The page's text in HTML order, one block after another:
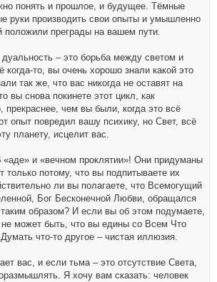
понять и прошлое, и будущее. Тёмные
руки производить свои опыты и умышленно
положили преграды на вашем пути.
– это борьба между светом и
когда-то, вы очень хорошо знали какой это
так же, что вас никогда не оставят на
вы снова покинете этот цикл, как
прекраснее, чем вы были, когда это всё
опыт повредил вашу психику, но Свет, всё
планету, исцелит вас.
«аде» и «вечном проклятии»! Они придуманы
потому, что вы подпитываете их
ли вы полагаете, что Всемогущий
Бог Бесконечной Любви, обращался
образом? И если вы об этом подумаете,
не может быть, что вы едины со Всем Что
что-то другое – чистая иллюзия.
вас, и если тьма – это отсутствие Света,
Я хочу вам сказать: человек